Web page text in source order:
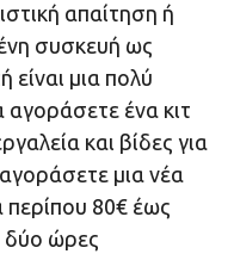
απαίτηση ή
συσκευή ως
μια πολύ
αγοράσετε ένα κιτ
και βίδες για
μια νέα
περίπου 80€ έως
δύο ώρες